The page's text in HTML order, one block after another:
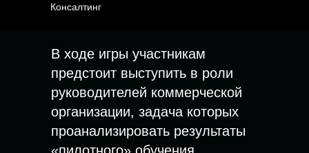
Консалтинг
В ходе игры участникам
предстоит выступить в роли
руководителей коммерческой
организации, задача которых
проанализировать результаты